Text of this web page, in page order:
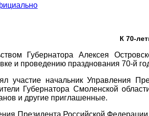
К 70-
Губернатора Алексея
и проведению празднования 70-й
участие начальник Управления
Губернатора Смоленской
и другие приглашенные.
Президента Российской